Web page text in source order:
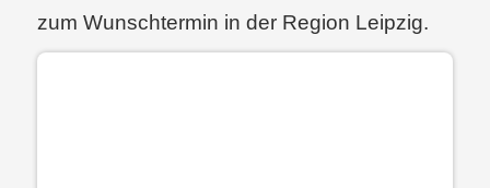
zum Wunschtermin in der Region Leipzig.